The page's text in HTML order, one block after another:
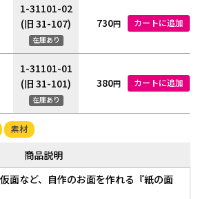
1-31101-02
(旧 31-107)
在庫あり
730円 カートに追加
1-31101-01
(旧 31-101)
在庫あり
380円 カートに追加
素材
商品説明
面など、自作のお面を作れる『紙の面